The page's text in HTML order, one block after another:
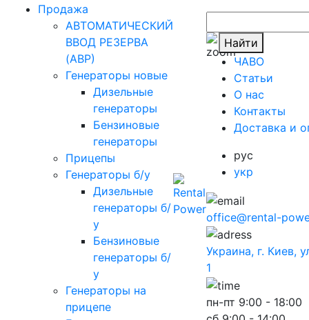
Продажа
АВТОМАТИЧЕСКИЙ
ВВОД РЕЗЕРВА
(АВР)
Генераторы новые
Дизельные
генераторы
Бензиновые
генераторы
Прицепы
Генераторы б/у
Дизельные
генераторы б/
у
Бензиновые
генераторы б/
у
Генераторы на
прицепе
Найти
ЧАВО
Cтатьи
O нас
Контакты
Доставка и
рус
укр
office@rental-
Украина, г. Киев,
1
пн-пт 9:00 - 18:00